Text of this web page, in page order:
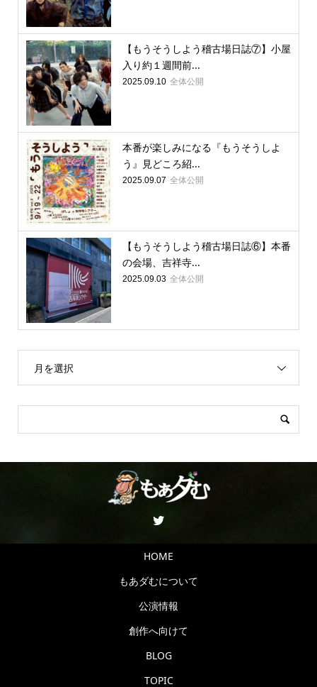
【もうそうしよう稽古場日誌⑦】小屋
入り約１週間前...
2025.09.10 全体公開
本番が楽しみになる『もうそうしよ
う』見どころ紹...
2025.09.07 全体公開
【もうそうしよう稽古場日誌⑥】本番
の会場、吉祥寺...
2025.09.03 全体公開
月を選択
HOME
もあダむについて
公演情報
創作へ向けて
BLOG
TOPIC